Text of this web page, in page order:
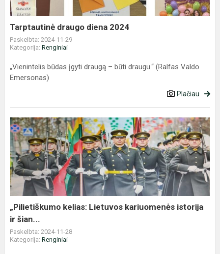
Tarptautinė draugo diena 2024
Paskelbta: 2024-11-29
Kategorija: Renginiai
„Vienintelis būdas įgyti draugą – būti draugu.“ (Ralfas Valdo
Emersonas)
Plačiau
„Pilietiškumo
kelias:
Lietuvos
kariuomenės
istorija
ir
šian...
„Pilietiškumo kelias: Lietuvos kariuomenės istorija
ir šian...
Paskelbta: 2024-11-28
Kategorija: Renginiai